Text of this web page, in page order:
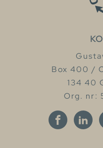
Box 400 /
134 40
Org. nr: